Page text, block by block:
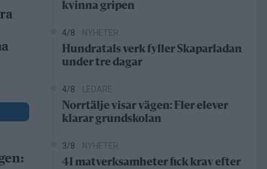
kvinna gripen
4/8 NYHETER
Hundratals verk fyller Skaparladan
under tre dagar
4/8 LEDARE
Norrtälje visar vägen: Fler elever
klarar grundskolan
3/8 NYHETER
41 matverksamheter fick krav efter